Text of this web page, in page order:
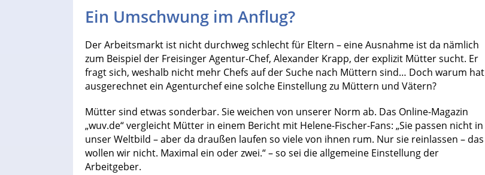
Ein Umschwung im Anflug?
Der Arbeitsmarkt ist nicht durchweg schlecht für Eltern – eine Ausnahme ist da nämlich
zum Beispiel der Freisinger Agentur-Chef, Alexander Krapp, der explizit Mütter sucht. Er
fragt sich, weshalb nicht mehr Chefs auf der Suche nach Müttern sind… Doch warum hat
ausgerechnet ein Agenturchef eine solche Einstellung zu Müttern und Vätern?
Mütter sind etwas sonderbar. Sie weichen von unserer Norm ab. Das Online-Magazin
„wuv.de“ vergleicht Mütter in einem Bericht mit Helene-Fischer-Fans: „Sie passen nicht in
unser Weltbild – aber da draußen laufen so viele von ihnen rum. Nur sie reinlassen – das
wollen wir nicht. Maximal ein oder zwei.“ – so sei die allgemeine Einstellung der
Arbeitgeber.
Geld verdienen als Tagger für Netflix